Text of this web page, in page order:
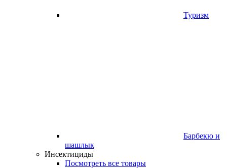
Туризм
Барбекю и
шашлык
Инсектициды
Посмотреть все товары